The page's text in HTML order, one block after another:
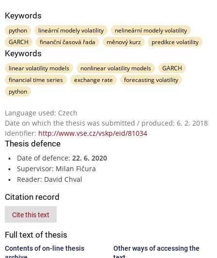
Keywords
python lineární modely volatility
nelineární modely volatility
GARCH
finanční časová řada měnový kurz predikce volatility
Keywords
linear volatility models nonlinear volatility models
GARCH
financial time series
exchange rate
forecasting volatility
python
Language used: Czech
Date on which the thesis was submitted / produced: 6. 2. 2018
Identifier: http://www.vse.cz/vskp/eid/81034
Thesis defence
Date of defence: 22. 6. 2020
Supervisor: Milan Fičura
Reader: David Chval
Citation record
Cite this text
Full text of thesis
Contents of on-line thesis
Other ways of accessing the